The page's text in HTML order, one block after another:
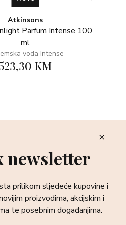
Atkinsons
Parfum Intense 100
ml
voda Intense
523,30 KM
Poslovnice
Povrat i reklamacija
Dostava i isporuka
Plaćanje robe
newsletter
prilikom sljedeće kupovine i
proizvodima, akcijskim i
te posebnim događanjima.